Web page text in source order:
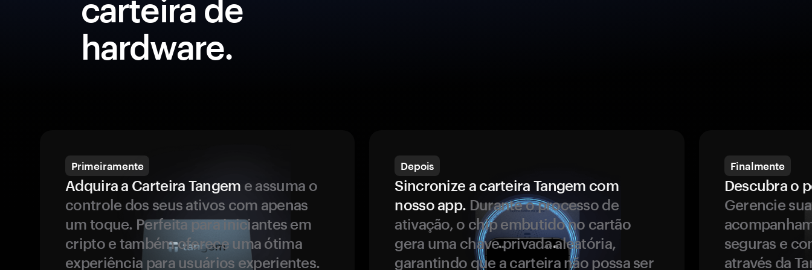
carteira de
hardware.
Primeiramente
Adquira a Carteira Tangem e assuma o
controle dos seus ativos com apenas
um toque. Perfeita para iniciantes em
cripto e também oferece uma ótima
experiência para usuários experientes.
Depois
Sincronize a carteira Tangem com
nosso app. Durante o processo de
ativação, o chip embutido no cartão
gera uma chave privada aleatória,
garantindo que a carteira não possa ser
Finalmente
Descubra o
Gerencie
seguras e
através da